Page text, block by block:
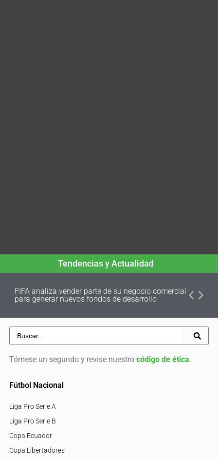
Tendencias y Actualidad
FIFA analiza vender parte de su negocio comercial
para generar nuevos fondos de desarrollo
Tómese un segundo y revise nuestro código de ética.
Fútbol Nacional
Liga Pro Serie A
Liga Pro Serie B
Copa Ecuador
Copa Libertadores